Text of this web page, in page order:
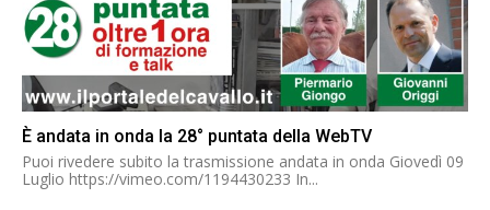
È andata in onda la 28° puntata della WebTV
Puoi rivedere subito la trasmissione andata in onda Giovedì 09
Luglio https://vimeo.com/1194430233 In...